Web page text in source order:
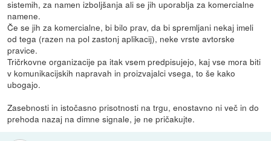
sistemih, za namen izboljšanja ali se jih uporablja za komercialne
namene.
Če se jih za komercialne, bi bilo prav, da bi spremljani nekaj imeli
od tega (razen na pol zastonj aplikacij), neke vrste avtorske
pravice.
Tričrkovne organizacije pa itak vsem predpisujejo, kaj vse mora biti
v komunikacijskih napravah in proizvajalci vsega, to še kako
ubogajo.
Zasebnosti in istočasno prisotnosti na trgu, enostavno ni več in do
prehoda nazaj na dimne signale, je ne pričakujte.